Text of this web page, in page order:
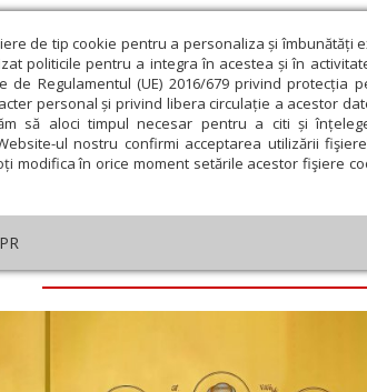
de tip cookie pentru a personaliza și îmbunătăți
politicile pentru a integra în acestea și în
de Regulamentul (UE) 2016/679 privind protecția
personal și privind libera circulație a acestor
să aloci timpul necesar pentru a citi și
ul nostru confirmi acceptarea utilizării
modifica în orice moment setările acestor fişiere
și spiritualitate Educaţie și Cultură